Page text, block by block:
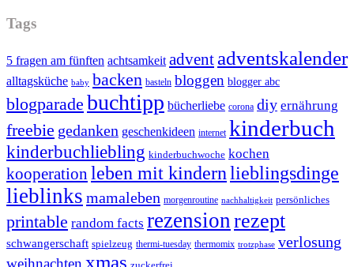
Tags
5 fragen am fünften achtsamkeit advent adventskalender
alltagsküche baby backen basteln bloggen blogger abc
blogparade buchtipp bücherliebe corona diy ernährung
freebie gedanken geschenkideen internet kinderbuch
kinderbuchliebling kinderbuchwoche kochen
kooperation leben mit kindernlieblingsdinge
lieblinks mamaleben morgenroutine nachhaltigkeit persönliches
printable random facts rezensionrezept
schwangerschaft spielzeug thermi-tuesday thermomix trotzphase verlosung
xmas